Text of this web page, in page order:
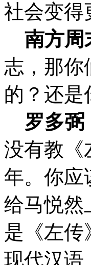
社会变得
南方周
志，那你
的？还是
罗多弼
没有教《
年。你应
给马悦然
是《左传
现代汉语